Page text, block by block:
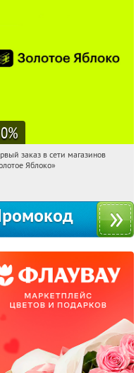
%
13:45:11
Получи первым!
заказ в сети магазинов
Яблоко»